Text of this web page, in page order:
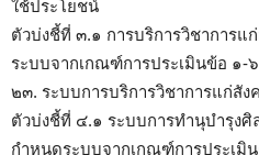
ใช้ประโยชน์
ตัวบ่งชี้ที่ ๓.๑ การบริการวิชาการแ
ระบบจากเกณฑ์การประเมินข้อ ๑-๖
๒๓. ระบบการบริการวิชาการแก่สัง
ตัวบ่งชี้ที่ ๔.๑ ระบบการทำนุบำรุง
กำหนดระบบจากเกณฑ์การประเมิ